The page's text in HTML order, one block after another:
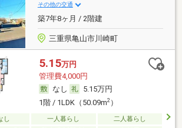
その他の交通
築7年8ヶ月 / 2階建
三重県亀山市川崎町
5.15万円
管理費4,000円
なし
5.15万円
1階 / 1LDK（50.09m2）
し 一人暮らし
二人暮らし